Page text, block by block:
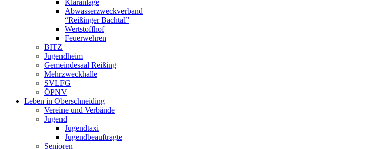
Kläranlage
Abwasserzweckverband
“Reißinger Bachtal”
Wertstoffhof
Feuerwehren
BITZ
Jugendheim
Gemeindesaal Reißing
Mehrzweckhalle
SVLFG
ÖPNV
Leben in Oberschneiding
Vereine und Verbände
Jugend
Jugendtaxi
Jugendbeauftragte
Senioren